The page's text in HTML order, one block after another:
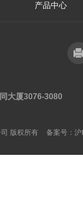
产品中心
大厦3076-3080
司 版权所有 备案号：